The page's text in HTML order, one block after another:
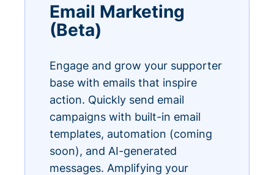
Email Marketing
(Beta)
Engage and grow your supporter
base with emails that inspire
action. Quickly send email
campaigns with built-in email
templates, automation (coming
soon), and AI-generated
messages. Amplifying your